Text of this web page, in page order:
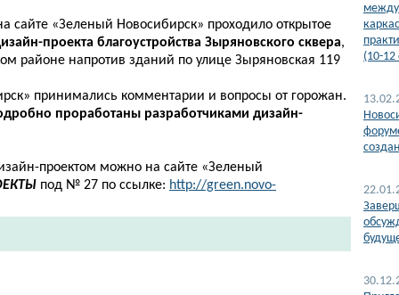
сайте «Зеленый Новосибирск» проходило открытое
проекта благоустройства Зыряновского сквера,
районе напротив зданий по улице Зыряновская 119
принимались комментарии и вопросы от горожан.
проработаны разработчиками дизайн-
проектом можно на сайте «Зеленый
​под № 27 по ссылке: http://green.novo-
(10-